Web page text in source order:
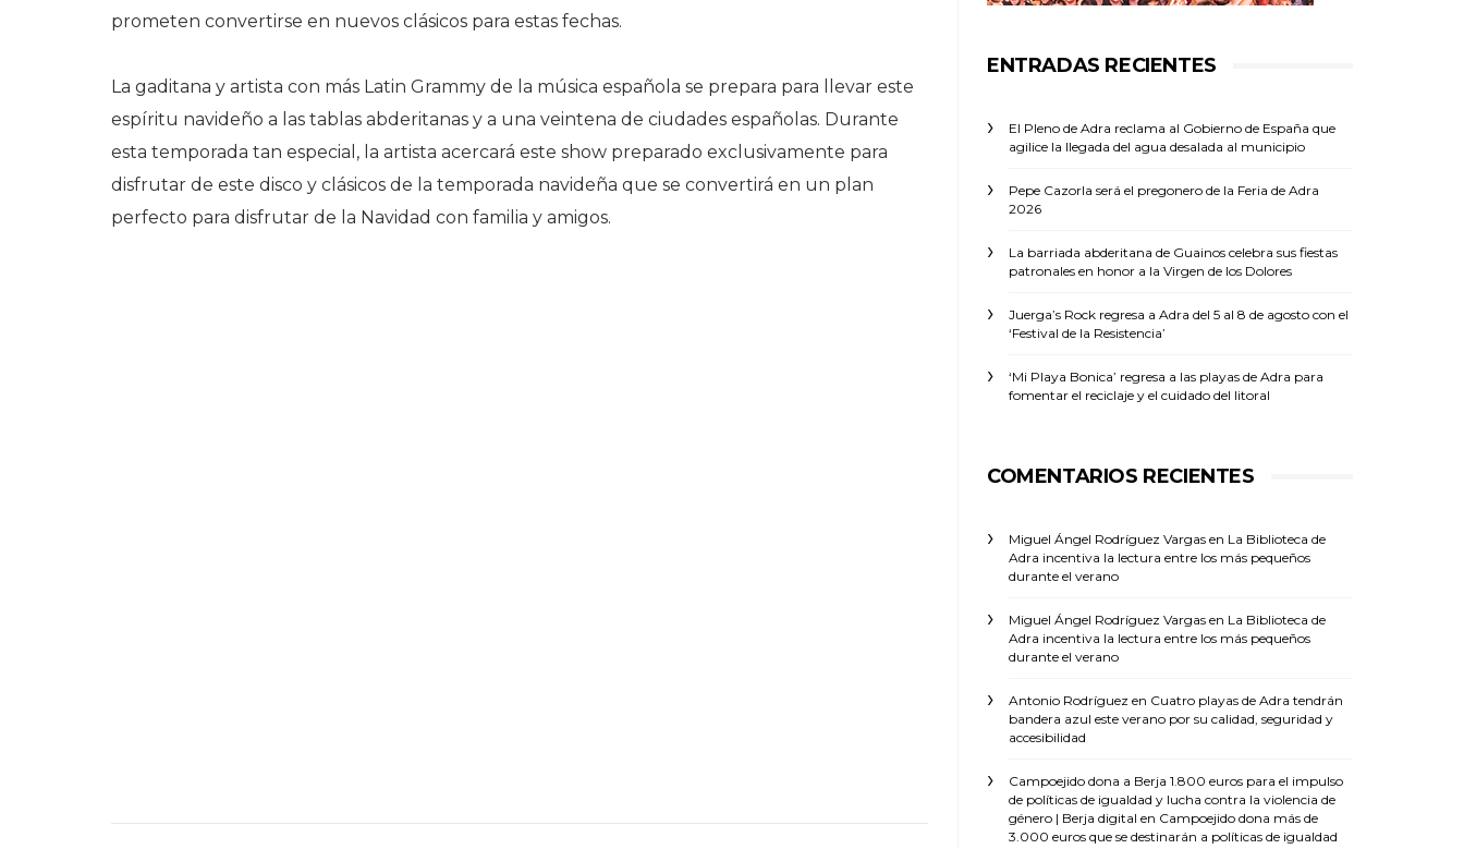
prometen convertirse en nuevos clásicos para estas fechas.
La gaditana y artista con más Latin Grammy de la música española se prepara para llevar este
espíritu navideño a las tablas abderitanas y a una veintena de ciudades españolas. Durante
esta temporada tan especial, la artista acercará este show preparado exclusivamente para
disfrutar de este disco y clásicos de la temporada navideña que se convertirá en un plan
perfecto para disfrutar de la Navidad con familia y amigos.
ENTRADAS RECIENTES
El Pleno de Adra reclama al Gobierno de España que
agilice la llegada del agua desalada al municipio
Pepe Cazorla será el pregonero de la Feria de Adra
2026
La barriada abderitana de Guainos celebra sus fiestas
patronales en honor a la Virgen de los Dolores
Juerga’s Rock regresa a Adra del 5 al 8 de agosto con el
‘Festival de la Resistencia’
‘Mi Playa Bonica’ regresa a las playas de Adra para
fomentar el reciclaje y el cuidado del litoral
COMENTARIOS RECIENTES
Miguel Ángel Rodríguez Vargas en La Biblioteca de
Adra incentiva la lectura entre los más pequeños
durante el verano
Miguel Ángel Rodríguez Vargas en La Biblioteca de
Adra incentiva la lectura entre los más pequeños
durante el verano
Antonio Rodríguez en Cuatro playas de Adra tendrán
bandera azul este verano por su calidad, seguridad y
accesibilidad
Campoejido dona a Berja 1.800 euros para el impulso
de políticas de igualdad y lucha contra la violencia de
género | Berja digital en Campoejido dona más de
3.000 euros que se destinarán a políticas de igualdad